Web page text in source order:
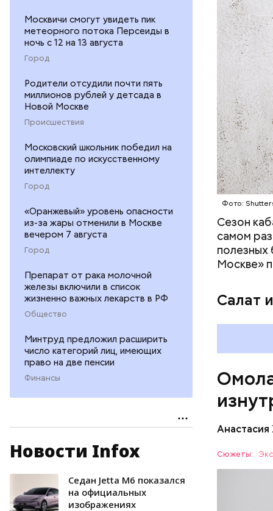
Москвичи смогут увидеть пик
метеорного потока Персеиды в
ночь с 12 на 13 августа
Город
Родители отсудили почти пять
миллионов рублей у детсада в
Новой Москве
Происшествия
Московский школьник победил на
олимпиаде по искусственному
интеллекту
Город
«Оранжевый» уровень опасности
из-за жары отменили в Москве
вечером 7 августа
Город
Препарат от рака молочной
железы включили в список
жизненно важных лекарств в РФ
Общество
Минтруд предложил расширить
число категорий лиц, имеющих
право на две пенсии
Финансы
Новости Infox
Седан Jetta M6 показался
на официальных
изображениях
Фото:
Сезон
самом
полезных
Москве»
Салат
Сюжеты:
Дыня
кожи;
плода.
ряда
лютеин
наше
калий
— В